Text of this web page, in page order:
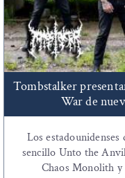
Tombstalker
War de
Los
sencillo Unto the
Chaos Monolith y